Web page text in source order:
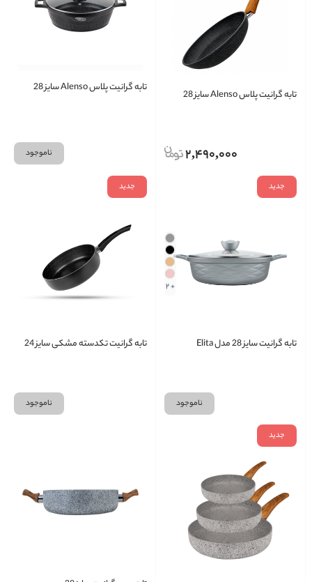
تابه گرانیت پلاس Alenso سایز 28
2,490,000
تابه گرانیت پلاس Alenso سایز 28
ناموجود
جدید
+ 2
تابه گرانیت سایز 28 مدل Elita
ناموجود
جدید
تابه گرانیت تکدسته مشکی سایز 24
ناموجود
جدید